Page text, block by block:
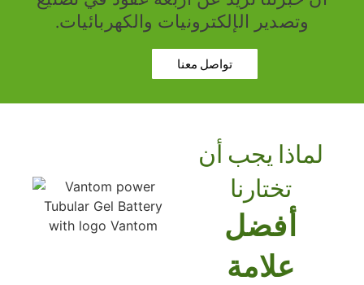
وتصدير الإلكترونيات والكهربائيات.
تواصل معنا
لماذا يجب أن
تختارنا
أفضل
علامة